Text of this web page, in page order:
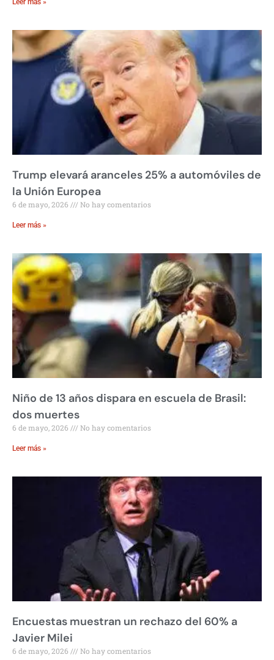
Trump elevará aranceles 25% a automóviles de
la Unión Europea
6 de mayo, 2026 No hay comentarios
Leer más »
Niño de 13 años dispara en escuela de Brasil:
dos muertes
6 de mayo, 2026 No hay comentarios
Leer más »
Encuestas muestran un rechazo del 60% a
Javier Milei
6 de mayo, 2026 No hay comentarios